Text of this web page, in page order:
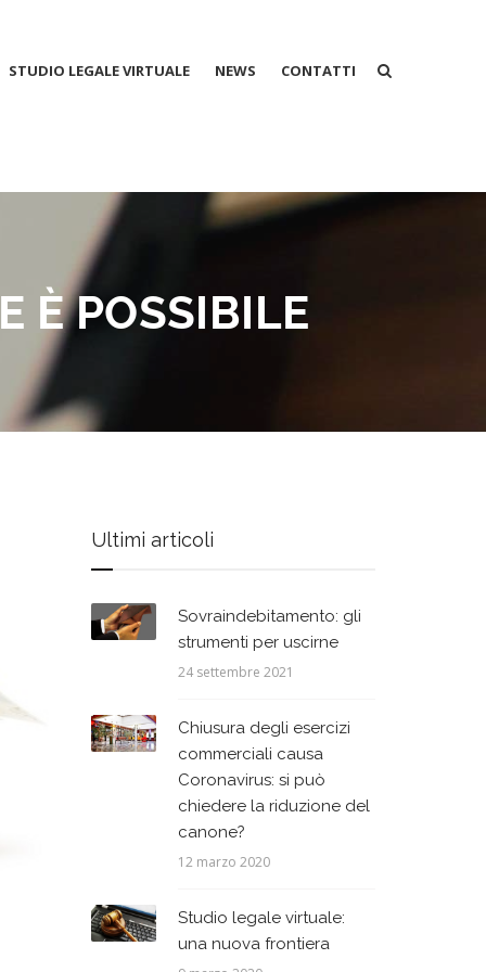
STUDIO LEGALE VIRTUALE NEWS CONTATTI
È POSSIBILE
Ultimi articoli
Sovraindebitamento: gli
strumenti per uscirne
24 settembre 2021
Chiusura degli esercizi
commerciali causa
Coronavirus: si può
chiedere la riduzione del
canone?
12 marzo 2020
Studio legale virtuale:
una nuova frontiera